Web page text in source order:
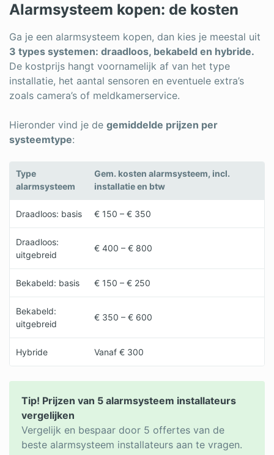
Alarmsysteem kopen: de kosten
Ga je een alarmsysteem kopen, dan kies je meestal uit
3 types systemen: draadloos, bekabeld en hybride.
De kostprijs hangt voornamelijk af van het type
installatie, het aantal sensoren en eventuele extra’s
zoals camera’s of meldkamerservice.
Hieronder vind je de gemiddelde prijzen per
systeemtype:
Type
alarmsysteem
Gem. kosten alarmsysteem, incl.
installatie en btw
Draadloos: basis € 150 – € 350
Draadloos:
uitgebreid
€ 400 – € 800
Bekabeld: basis € 150 – € 250
Bekabeld:
uitgebreid
€ 350 – € 600
Hybride Vanaf € 300
Tip! Prijzen van 5 alarmsysteem installateurs
vergelijken
Vergelijk en bespaar door 5 offertes van de
beste alarmsysteem installateurs aan te vragen.